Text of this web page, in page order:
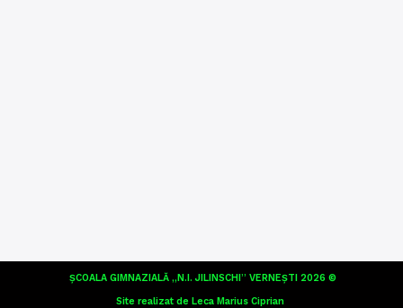
ȘCOALA GIMNAZIALĂ „N.I. JILINSCHI” VERNEȘTI 2026 ©
Site realizat de Leca Marius Ciprian